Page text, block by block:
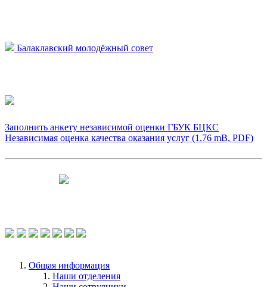
Балаклавский молодёжный совет
Заполнить анкету независимой оценки ГБУК БЦКС
Независимая оценка качества оказания услуг (1.76 mB, PDF)
Общая информация
Наши отделения